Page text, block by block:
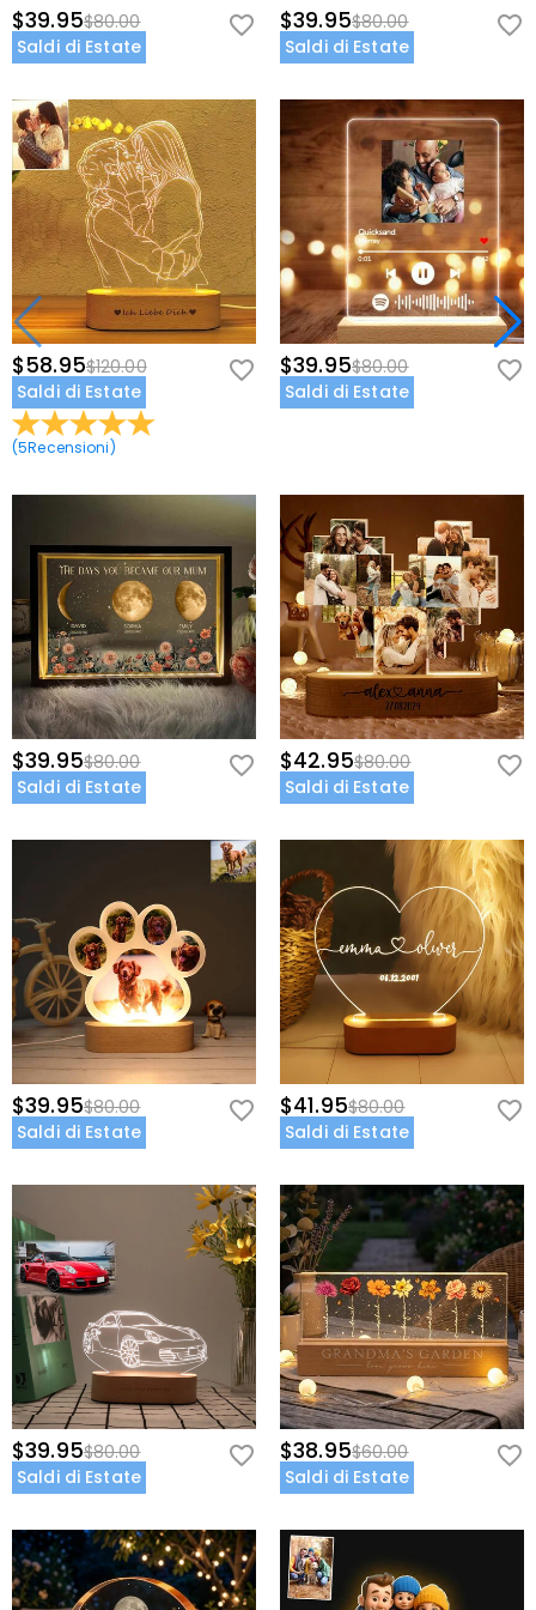
$39.95$80.00
Saldi di Estate
$39.95$80.00
Saldi di Estate
$58.95$120.00
Saldi di Estate
(5Recensioni)
$39.95$80.00
Saldi di Estate
$39.95$80.00
Saldi di Estate
$42.95$80.00
Saldi di Estate
$39.95$80.00
Saldi di Estate
$41.95$80.00
Saldi di Estate
$39.95$80.00
Saldi di Estate
$38.95$60.00
Saldi di Estate